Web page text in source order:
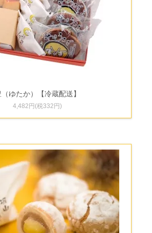
（ゆたか）【冷蔵配送】
4,482円(税332円)